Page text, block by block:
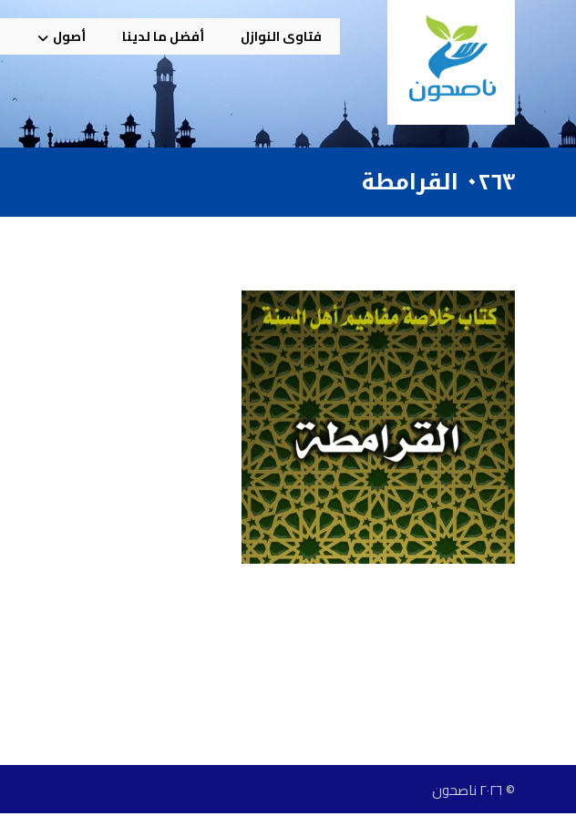
فتاوى النوازل أفضل ما لدينا أصول
٠٢٦٣ القرامطة
© ٢٠٢٦ ناصحون